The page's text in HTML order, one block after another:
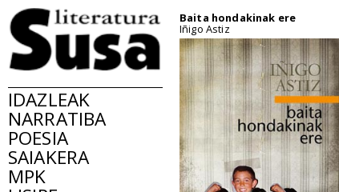
IDAZLEAK
NARRATIBA
POESIA
SAIAKERA
MPK
Baita hondakinak ere
Iñigo Astiz